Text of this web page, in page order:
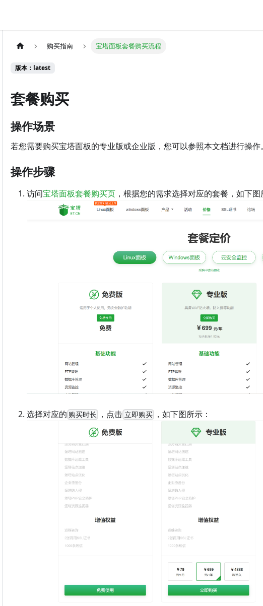
购买指南 宝塔面板套餐购买流程
版本：latest
套餐购买
操作场景
若您需要购买宝塔面板的专业版或企业版，您可以参照本文档进行操作。
操作步骤
访问宝塔面板套餐购买页 ，根据您的需求选择对应的套餐，如下图
选择对应的 购买时长 ，点击 立即购买，如下图所示：